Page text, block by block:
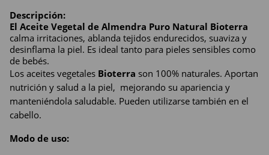
Descripción:
calma irritaciones, ablanda tejidos endurecidos, suaviza y
desinflama la piel. Es ideal tanto para pieles sensibles como
de bebés.
Los aceites vegetales Bioterra son 100% naturales. Aportan
nutrición y salud a la piel,  mejorando su apariencia y
manteniéndola saludable. Pueden utilizarse también en el
cabello.
Modo de uso: